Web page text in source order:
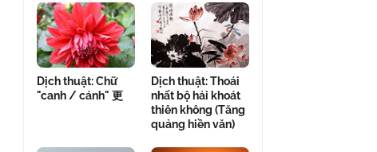
Dịch thuật: Chữ
"canh / cánh" 更
Dịch thuật: Thoái
nhất bộ hải khoát
thiên không (Tăng
quảng hiền văn)